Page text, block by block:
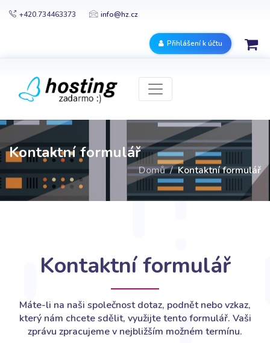
+420.734463373 info@hz.cz
Přihlášení k účtu
Kontaktní formulář
Domů Kontaktní formulář
Kontaktní formulář
Máte-li na naši společnost dotaz, podnět nebo vzkaz,
který nám chcete sdělit, využijte tento formulář. Vaši
zprávu zpracujeme v nejbližším možném termínu.